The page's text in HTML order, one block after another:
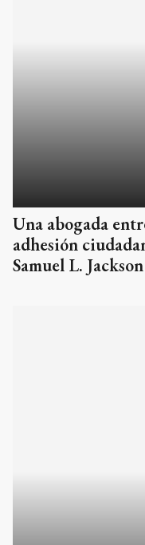
Una abogada
adhesión
Samuel L. Jackson